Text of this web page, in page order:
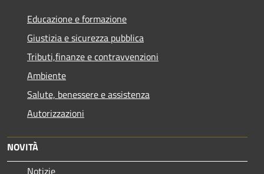
Educazione e formazione
Giustizia e sicurezza pubblica
Tributi,finanze e contravvenzioni
Ambiente
Salute, benessere e assistenza
Autorizzazioni
NOVITÀ
Notizie